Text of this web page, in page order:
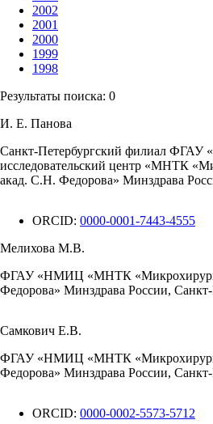
2002
2001
2000
1999
1998
Результаты поиска: 0
И. Е. Панова
Санкт-Петербургский филиал ФГАУ
исследовательский центр «МНТК
акад. С.Н. Федорова» Минздрава
ORCID: 0000-0001-7443-4555
Мелихова М.В.
ФГАУ «НМИЦ «МНТК
Федорова» Минздрава России,
Самкович Е.В.
ФГАУ «НМИЦ «МНТК
Федорова» Минздрава России,
ORCID: 0000-0002-5573-5712